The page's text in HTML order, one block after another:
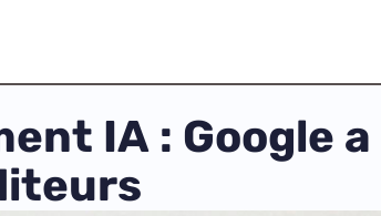
IA : Google